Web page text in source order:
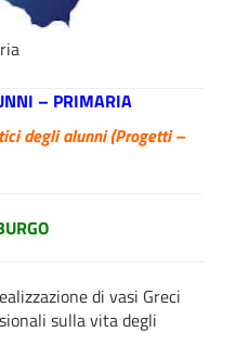
– PRIMARIA
degli alunni (Progetti –
di vasi Greci
sulla vita degli